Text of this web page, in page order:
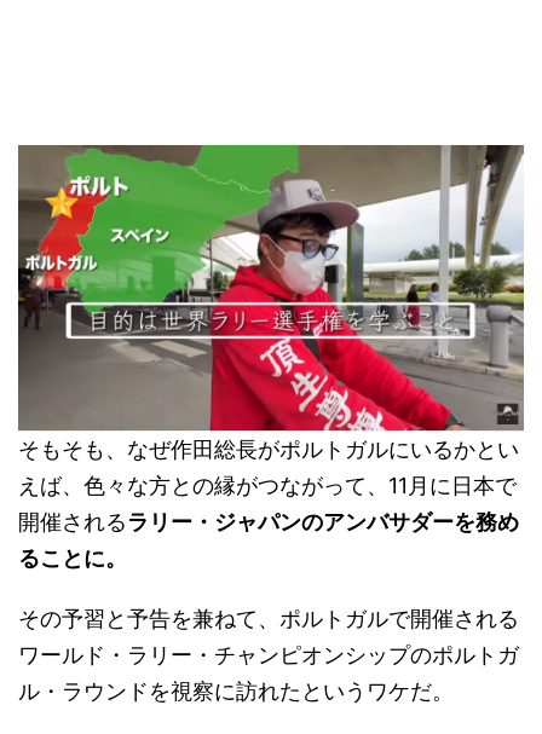
そもそも、なぜ作田総長がポルトガルにいるかとい
えば、色々な方との縁がつながって、11月に日本で
開催されるラリー・ジャパンのアンバサダーを務め
ることに。
その予習と予告を兼ねて、ポルトガルで開催される
ワールド・ラリー・チャンピオンシップのポルトガ
ル・ラウンドを視察に訪れたというワケだ。